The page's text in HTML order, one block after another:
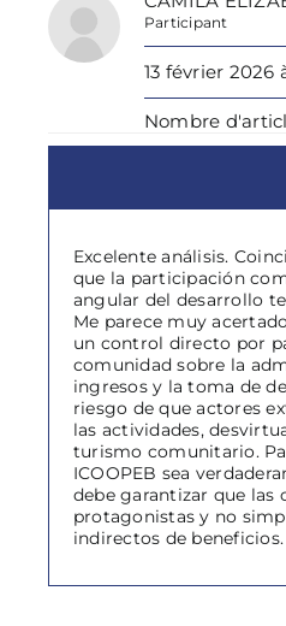
Participant
13 février 2026
Nombre
Excelente análisis.
que la participación
angular del desarrollo
Me parece muy
un control directo por
comunidad sobre la
ingresos y la toma de
riesgo de que actores
las actividades,
turismo comunitario.
ICOOPEB sea
debe garantizar que las
protagonistas y no
indirectos de beneficios.